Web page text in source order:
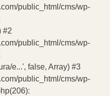
public_html/cms/wp-
#2
public_html/cms/wp-
e...', false, Array) #3
public_html/cms/wp-